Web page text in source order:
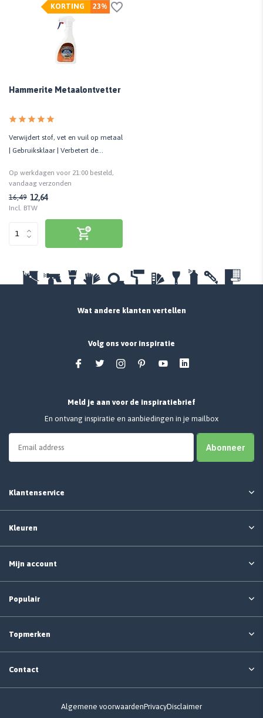
23%
KORTING
Hammerite Metaalontvetter
Verwijdert stof, vet en vuil op metaal
| Gebruiksklaar | Verbetert de
Op werkdagen voor 21:00 besteld,
vandaag verzonden
16,49 12,64
Incl. BTW
Wat andere klanten vertellen
Volg ons voor inspiratie
Meld je aan voor de inspiratiebrief
En ontvang inspiratie en aanbiedingen in je mailbox
Abonneer
Klantenservice
Kleuren
Mijn account
Populair
Topmerken
Contact
Algemene voorwaardenPrivacyDisclaimer